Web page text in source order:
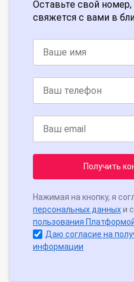
Оставьте свой
свяжется с вами в
Получить
Нажимая на кнопку, я
персональных данныхи с
пользования
Даю согласие на
информации